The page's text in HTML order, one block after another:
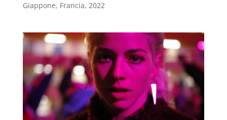
Giappone, Francia, 2022